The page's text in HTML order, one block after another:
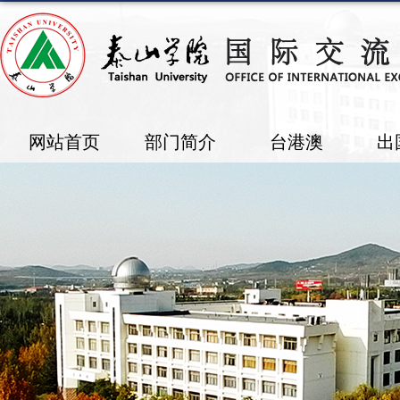
网站首页 部门简介 台港澳 出